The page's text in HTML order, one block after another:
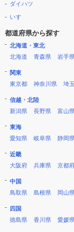
ダイハツ
いすゞ
都道府県から探す
北海道・東北
北海道
青森県 岩手
関東
東京都
神奈川県 埼
信越・北陸
新潟県
長野県 富山
東海
愛知県
岐阜県 静岡
近畿
大阪府
兵庫県 京都
中国
鳥取県
島根県 岡山
四国
徳島県
香川県 愛媛